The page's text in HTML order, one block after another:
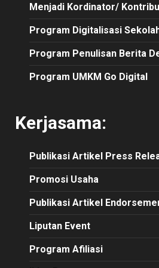
Menjadi Kordinator/
Program Digitalisasi
Program Penulisan Berita
Program UMKM Go Digital
Kerjasama:
Publikasi Artikel Press
Promosi Usaha
Publikasi Artikel
Liputan Event
Program Afiliasi